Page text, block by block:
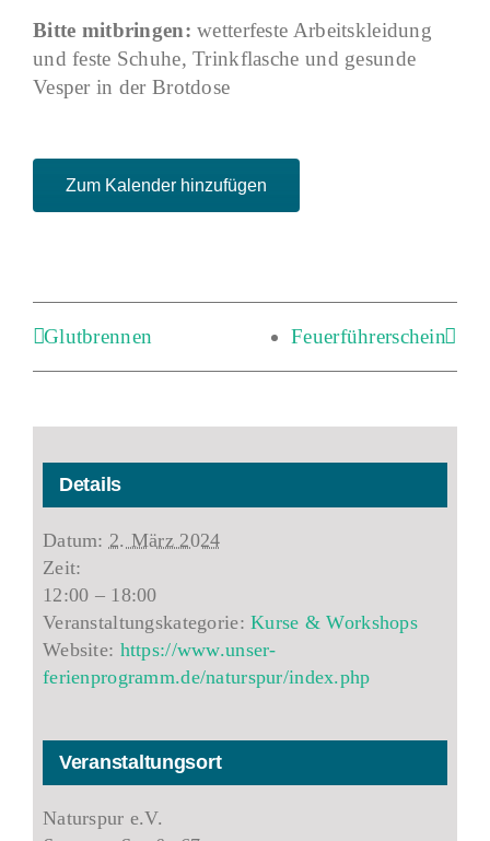
Bitte mitbringen:wetterfeste Arbeitskleidung
und feste Schuhe, Trinkflasche und gesunde
Vesper in der Brotdose
Zum Kalender hinzufügen
Glutbrennen Feuerführerschein
Details
Datum: 2. März 2024
Zeit:
12:00 – 18:00
Veranstaltungskategorie: Kurse & Workshops
Website: https://www.unser-
ferienprogramm.de/naturspur/index.php
Veranstaltungsort
Naturspur e.V.